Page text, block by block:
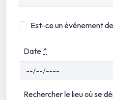
Est-ce un événement
Date *
Rechercher le lieu où se